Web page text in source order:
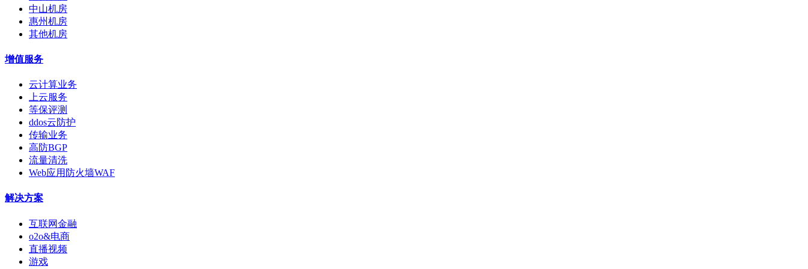
中山机房
惠州机房
其他机房
增值服务
云计算业务
上云服务
等保评测
ddos云防护
传输业务
高防BGP
流量清洗
Web应用防火墙WAF
解决方案
互联网金融
o2o&电商
直播视频
游戏